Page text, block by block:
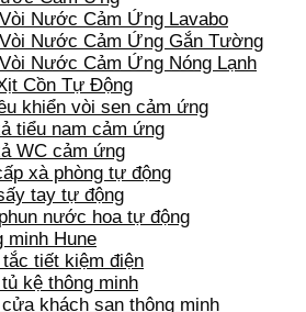
Vòi Nước Cảm Ứng Lavabo
Vòi Nước Cảm Ứng Gắn Tường
Vòi Nước Cảm Ứng Nóng Lạnh
Cồn Tự Động
khiển vòi sen cảm ứng
tiểu nam cảm ứng
WC cảm ứng
xà phòng tự động
tay tự động
nước hoa tự động
minh Hune
tắc tiết kiệm điện
tủ kệ thông minh
cửa khách sạn thông minh